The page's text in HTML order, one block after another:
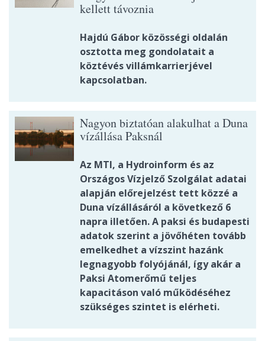
kellett távoznia
Hajdú Gábor közösségi oldalán
osztotta meg gondolatait a
köztévés villámkarrierjével
kapcsolatban.
Nagyon biztatóan alakulhat a Duna
vízállása Paksnál
Az MTI, a Hydroinform és az
Országos Vízjelző Szolgálat adatai
alapján előrejelzést tett közzé a
Duna vízállásáról a következő 6
napra illetően. A paksi és budapesti
adatok szerint a jövőhéten tovább
emelkedhet a vízszint hazánk
legnagyobb folyójánál, így akár a
Paksi Atomerőmű teljes
kapacitáson való működéséhez
szükséges szintet is elérheti.